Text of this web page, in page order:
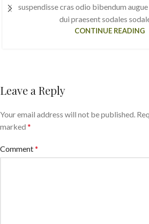
suspendisse cras odio bibendum
dui praesent sodales
CONTINUE READING
Leave a Reply
Your email address will not be published.
marked *
Comment*